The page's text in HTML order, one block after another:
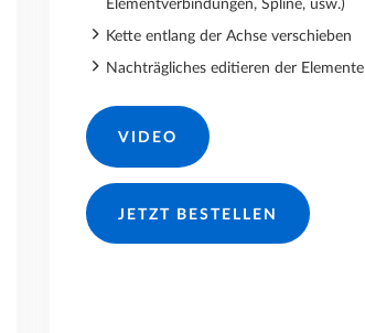
Elementverbindungen, Spline, usw.)
Kette entlang der Achse verschieben
Nachträgliches editieren der Elemente
VIDEO
JETZT BESTELLEN